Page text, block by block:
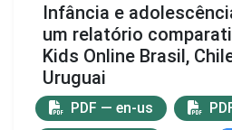
Infância e
um relatório
Kids Online Brasil,
Uruguai
PDF — en-us